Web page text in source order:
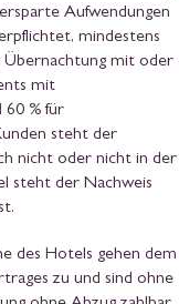
Aufwendungen
mindestens
Übernachtung mit oder
mit
60 % für
steht der
nicht oder nicht in der
steht der Nachweis
des Hotels gehen dem
zu und sind ohne